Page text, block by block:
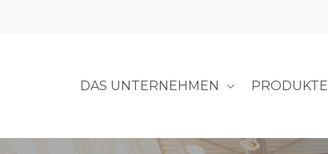
DAS UNTERNEHMEN PRODUKTE